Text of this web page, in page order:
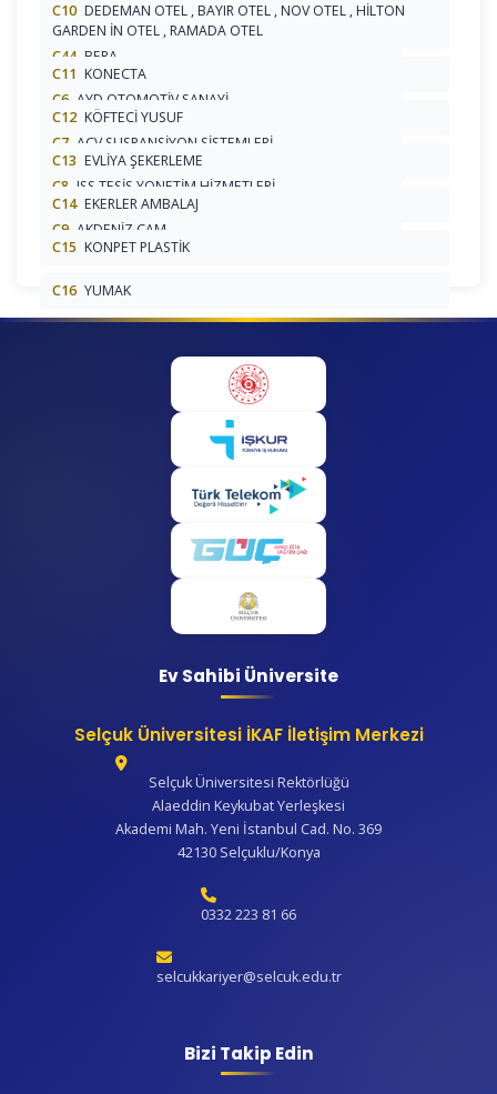
C43 BERA
C44 BERA
C6 AYD OTOMOTİV SANAYİ
C7 ACV SÜSPANSİYON SİSTEMLERİ
C8 ISS TESİS YÖNETİM HİZMETLERİ
C9 AKDENİZ CAM
C10 DEDEMAN OTEL , BAYIR OTEL , NOV OTEL , HİLTON
GARDEN İN OTEL , RAMADA OTEL
C11 KONECTA
C12 KÖFTECİ YUSUF
C13 EVLİYA ŞEKERLEME
C14 EKERLER AMBALAJ
C15 KONPET PLASTİK
C16 YUMAK
ŞİMŞEK PLASTİK
BOZKIRLILAR MİSMAR
ÇİĞDEM KURUYEMİŞ
TTT OTOMOTİV
MUSTAFA ŞİMŞEK MAKİNA
ULUSAN ALÜMİNYUM
DEDEMAN OTEL , BAYIR OTEL , NOV OTEL , HİLTON
GARDEN İN OTEL , RAMADA OTEL
DEDEMAN OTEL , BAYIR OTEL , NOV OTEL , HİLTON
GARDEN İN OTEL , RAMADA OTEL
Ev Sahibi Üniversite
Selçuk Üniversitesi İKAF İletişim Merkezi
Selçuk Üniversitesi Rektörlüğü
Alaeddin Keykubat Yerleşkesi
Akademi Mah. Yeni İstanbul Cad. No. 369
42130 Selçuklu/Konya
0332 223 81 66
selcukkariyer@selcuk.edu.tr
Bizi Takip Edin